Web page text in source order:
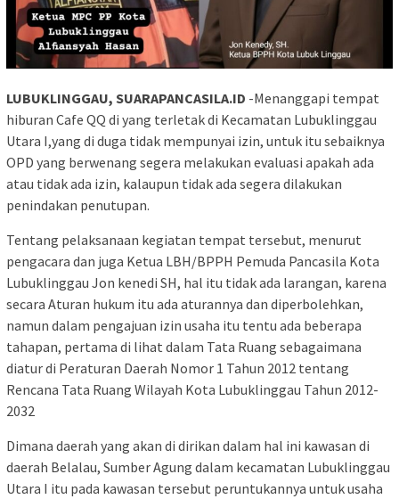
LUBUKLINGGAU, SUARAPANCASILA.ID -Menanggapi tempat
hiburan Cafe QQ di yang terletak di Kecamatan Lubuklinggau
Utara I,yang di duga tidak mempunyai izin, untuk itu sebaiknya
OPD yang berwenang segera melakukan evaluasi apakah ada
atau tidak ada izin, kalaupun tidak ada segera dilakukan
penindakan penutupan.
Tentang pelaksanaan kegiatan tempat tersebut, menurut
pengacara dan juga Ketua LBH/BPPH Pemuda Pancasila Kota
Lubuklinggau Jon kenedi SH, hal itu tidak ada larangan, karena
secara Aturan hukum itu ada aturannya dan diperbolehkan,
namun dalam pengajuan izin usaha itu tentu ada beberapa
tahapan, pertama di lihat dalam Tata Ruang sebagaimana
diatur di Peraturan Daerah Nomor 1 Tahun 2012 tentang
Rencana Tata Ruang Wilayah Kota Lubuklinggau Tahun 2012-
2032
Dimana daerah yang akan di dirikan dalam hal ini kawasan di
daerah Belalau, Sumber Agung dalam kecamatan Lubuklinggau
Utara I itu pada kawasan tersebut peruntukannya untuk usaha